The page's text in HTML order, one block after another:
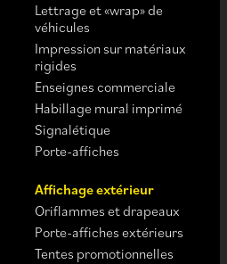
Lettrage et «wrap» de
véhicules
Impression sur matériaux
rigides
Enseignes commerciale
Habillage mural imprimé
Signalétique
Porte-affiches
Affichage extérieur
Oriflammes et drapeaux
Porte-affiches extérieurs
Tentes promotionnelles